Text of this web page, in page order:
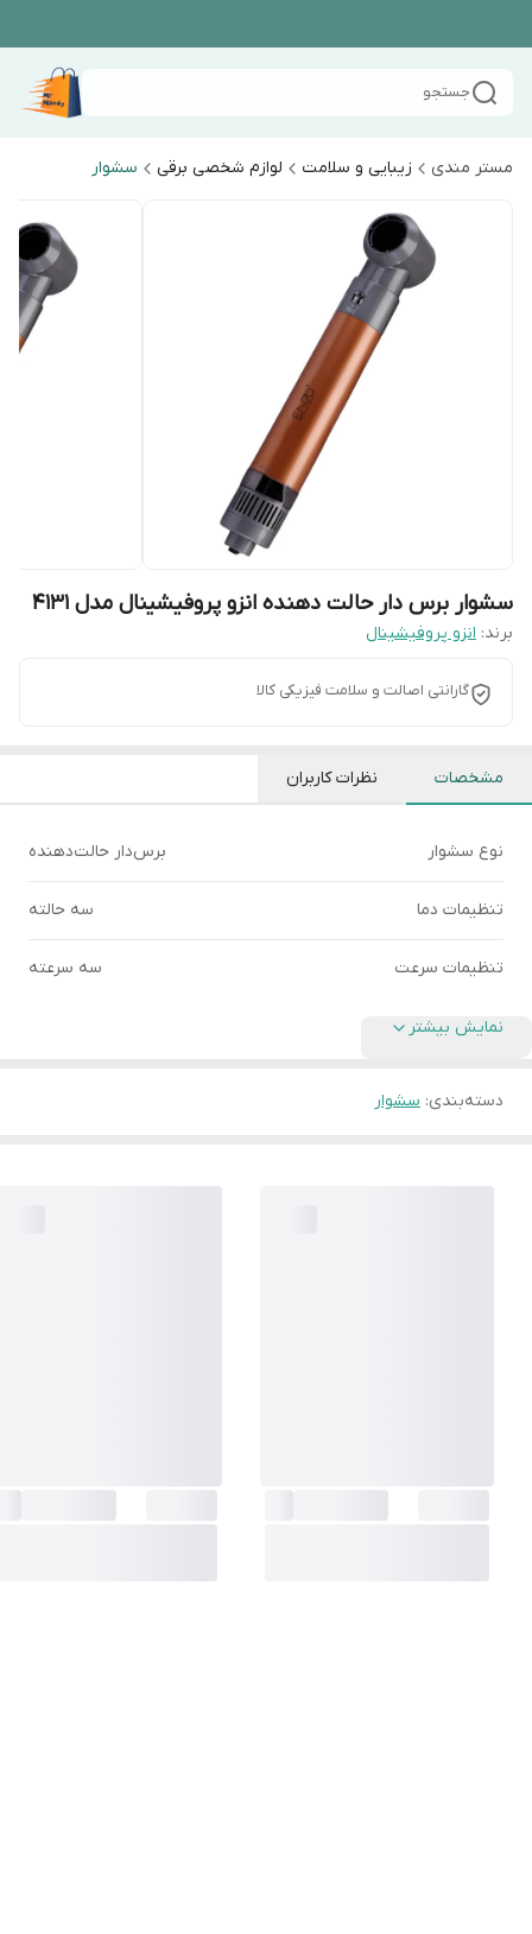
جستجو
مستر مندی زیبایی و سلامت لوازم شخصی برقی سشوار
سشوار برس دار حالت دهنده انزو پروفیشینال مدل 4131
برند: انزو پروفیشینال
گارانتی اصالت و سلامت فیزیکی کالا
مشخصات نظرات کاربران
نوع سشوار برس‌دار حالت‌دهنده
تنظیمات دما سه حالته
تنظیمات سرعت سه سرعته
نمایش بیشتر
دسته‌بندی: سشوار